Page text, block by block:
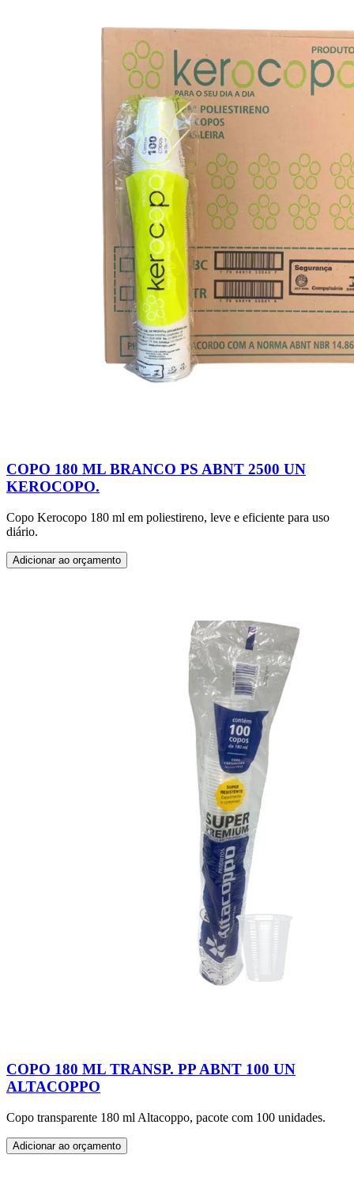
COPO 180 ML BRANCO PS ABNT 2500 UN
KEROCOPO.
Copo Kerocopo 180 ml em poliestireno, leve e eficiente para uso
diário.
Adicionar ao orçamento
COPO 180 ML TRANSP. PP ABNT 100 UN
ALTACOPPO
Copo transparente 180 ml Altacoppo, pacote com 100 unidades.
Adicionar ao orçamento